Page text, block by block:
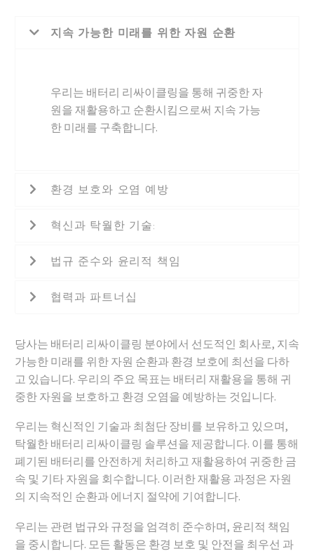
지속 가능한 미래를 위한 자원 순환
우리는 배터리 리싸이클링을 통해 귀중한 자
원을 재활용하고 순환시킴으로써 지속 가능
한 미래를 구축합니다.
환경 보호와 오염 예방
혁신과 탁월한 기술:
법규 준수와 윤리적 책임
협력과 파트너십
당사는 배터리 리싸이클링 분야에서 선도적인 회사로, 지속
가능한 미래를 위한 자원 순환과 환경 보호에 최선을 다하
고 있습니다. 우리의 주요 목표는 배터리 재활용을 통해 귀
중한 자원을 보호하고 환경 오염을 예방하는 것입니다.
우리는 혁신적인 기술과 최첨단 장비를 보유하고 있으며,
탁월한 배터리 리싸이클링 솔루션을 제공합니다. 이를 통해
폐기된 배터리를 안전하게 처리하고 재활용하여 귀중한 금
속 및 기타 자원을 회수합니다. 이러한 재활용 과정은 자원
의 지속적인 순환과 에너지 절약에 기여합니다.
우리는 관련 법규와 규정을 엄격히 준수하며, 윤리적 책임
을 중시합니다. 모든 활동은 환경 보호 및 안전을 최우선 과